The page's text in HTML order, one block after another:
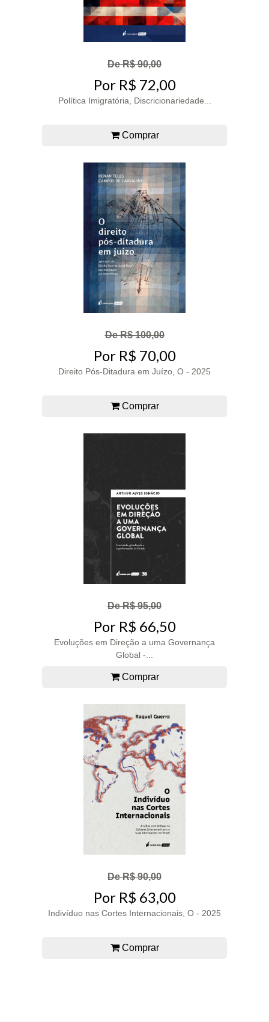
De R$ 90,00
Por R$ 72,00
Política Imigratória, Discricionariedade...
Comprar
De R$ 100,00
Por R$ 70,00
Direito Pós-Ditadura em Juízo, O - 2025
Comprar
De R$ 95,00
Por R$ 66,50
Evoluções em Direção a uma Governança
Global -...
Comprar
De R$ 90,00
Por R$ 63,00
Indivíduo nas Cortes Internacionais, O - 2025
Comprar